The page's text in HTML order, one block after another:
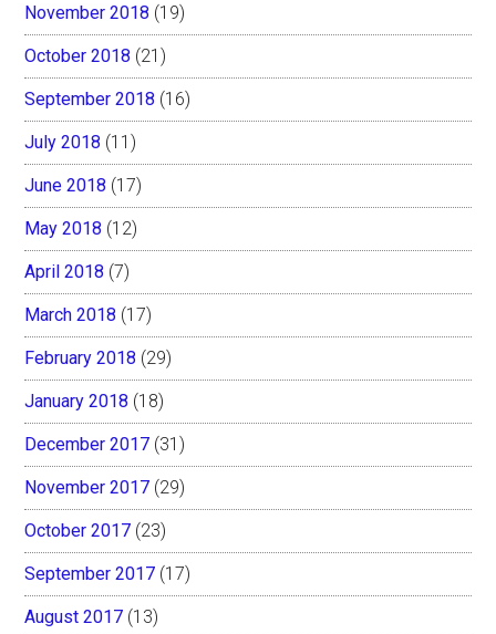
November 2018 (19)
October 2018 (21)
September 2018 (16)
July 2018 (11)
June 2018 (17)
May 2018 (12)
April 2018 (7)
March 2018 (17)
February 2018 (29)
January 2018 (18)
December 2017 (31)
November 2017 (29)
October 2017 (23)
September 2017 (17)
August 2017 (13)